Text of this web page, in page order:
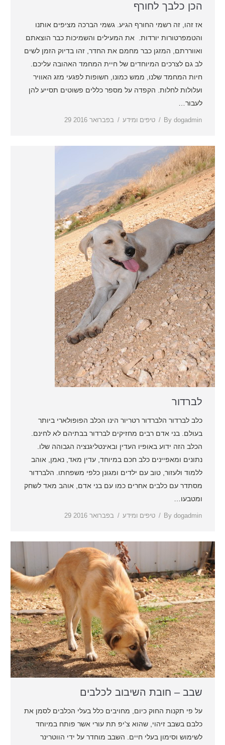
הכן כלבך לחורף
אז זהו, זה רשמי החורף הגיע. גשמי הברכה מציפים אותנו
והטמפרטורות יורדות. את המעילים והשמיכות כבר הוצאתם
ואווררתם, המזגן כבר מחמם את החדר, זהו בדיוק הזמן לשים
לב גם לצרכים המיוחדים של חיית המחמד האהובה עליכם.
חיות המחמד שלנו, ממש כמונו, חשופות לפגעי מזג האוויר
ועלולות לחלות. הקפדה על מספר כללים פשוטים תסייע להן
לעבור…
29 בפברואר 2016 טיפים ומידע By dogadmin
לברדור
כלב לברדור הלברדור רטריור הינו הכלב הפופולארי ביותר
בעולם. בני אדם רבים מחזיקים לברדור בבתיהם לא לחינם.
הכלב הזה ידוע באופיו העדין ובאינטליגנציה הגבוהה שלו.
נתונים ומאפיינים כלב חכם במיוחד, עדין מאד, נאמן, אוהב
ללמוד ולעזור, טוב עם ילדים ומגונן כלפי משפחתו. הלברדור
מסתדר עם כלבים אחרים כמו עם בני אדם, אוהב מאד לשחק
ומטבעו…
29 בפברואר 2016 טיפים ומידע By dogadmin
שבב – חובת השיבוב לכלבים
על פי תקנות החוק כיום, מחויבים כלל בעלי הכלבים לסמן את
כלבם בשבב זיהוי, שהוא צ'יפ תת עורי אשר פותח במיוחד
לשימוש וסימון בעלי חיים. השבב מוחדר על ידי הווטרינר